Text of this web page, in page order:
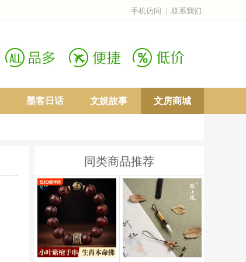
手机访问 | 联系我们
墨客日话 文娱故事 文房商城
同类商品推荐